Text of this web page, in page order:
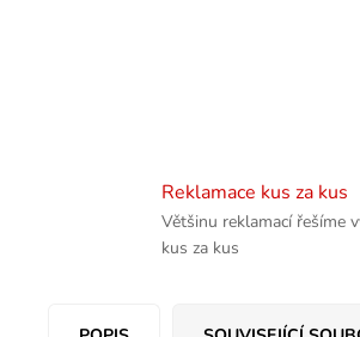
Reklamace kus za kus
Většinu reklamací řešíme
kus za kus